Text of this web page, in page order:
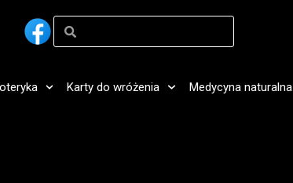
Karty do wróżenia Medycyna naturalna